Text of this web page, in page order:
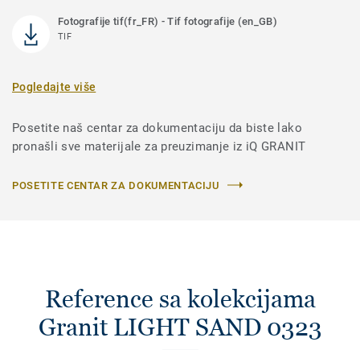
Fotografije tif(fr_FR) - Tif fotografije (en_GB)
TIF
Pogledajte više
Posetite naš centar za dokumentaciju da biste lako
pronašli sve materijale za preuzimanje iz iQ GRANIT
POSETITE CENTAR ZA DOKUMENTACIJU
Reference sa kolekcijama
Granit LIGHT SAND 0323